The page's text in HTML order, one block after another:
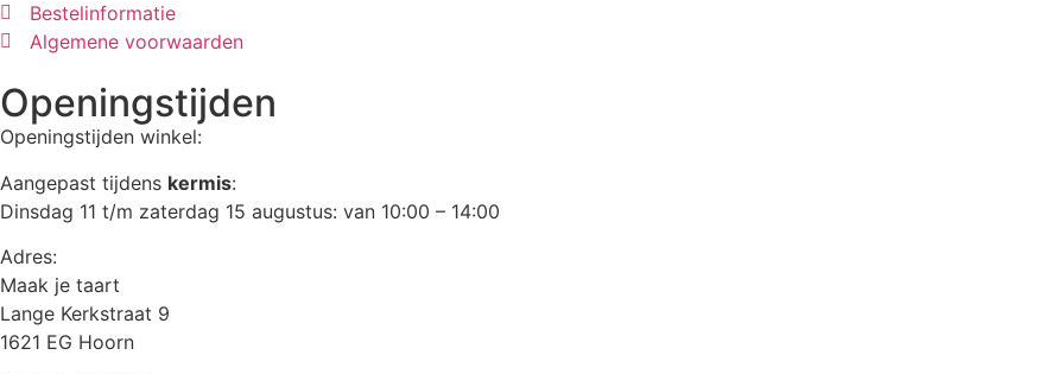
Bestelinformatie
Algemene voorwaarden
Openingstijden
Openingstijden winkel:
Aangepast tijdens kermis:
Dinsdag 11 t/m zaterdag 15 augustus: van 10:00 – 14:00
Adres:
Maak je taart
Lange Kerkstraat 9
1621 EG Hoorn